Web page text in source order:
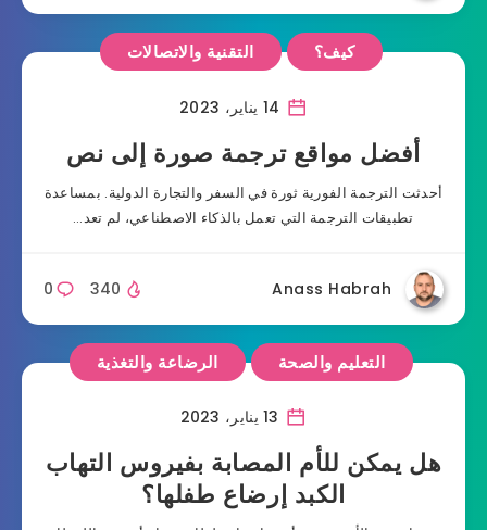
كيف؟ التقنية والاتصالات
أفضل مواقع ترجمة صورة إلى نص
أحدثت الترجمة الفورية ثورة في السفر والتجارة الدولية. بمساعدة
تطبيقات الترجمة التي تعمل بالذكاء الاصطناعي، لم تعد…
Anass Habrah
0 340
التعليم والصحة الرضاعة والتغذية
هل يمكن للأم المصابة بفيروس التهاب
الكبد إرضاع طفلها؟